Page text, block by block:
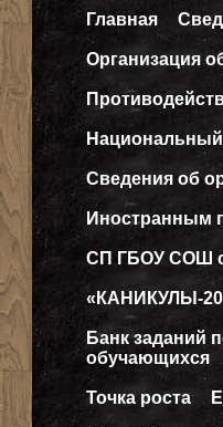
Главная
Организация
Сведения об
Иностранным
СП ГБОУ СОШ
«КАНИКУЛЫ-
Банк заданий
обучающихся
Точка роста